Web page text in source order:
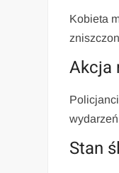
Kobieta
Akcja
Stan